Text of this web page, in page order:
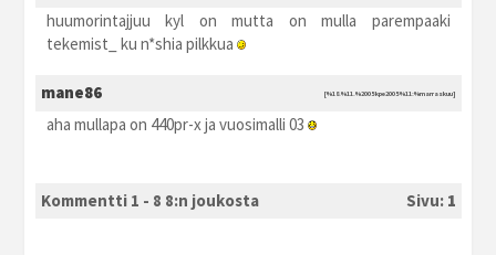
huumorintajjuu kyl on mutta on mulla parempaaki
tekemist_ ku n*shia pilkkua
mane86 [%18.%11.%2005 kpe2005 %11:%marraskuu]
aha mullapa on 440pr-x ja vuosimalli 03
Kommentti 1 - 8 8:n joukosta Sivu: 1